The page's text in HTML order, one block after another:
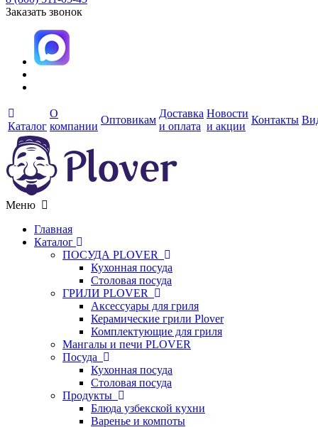
Заказать звонок
Каталог
О
компании
Оптовикам
Доставка
и оплата
Новости
и акции
Контакты
Меню
Главная
Каталог
ПОСУДА PLOVER
Кухонная посуда
Столовая посуда
ГРИЛИ PLOVER
Аксессуары для гриля
Керамические грили Plover
Комплектующие для гриля
Мангалы и печи PLOVER
Посуда
Кухонная посуда
Столовая посуда
Продукты
Блюда узбекской кухни
Варенье и компоты